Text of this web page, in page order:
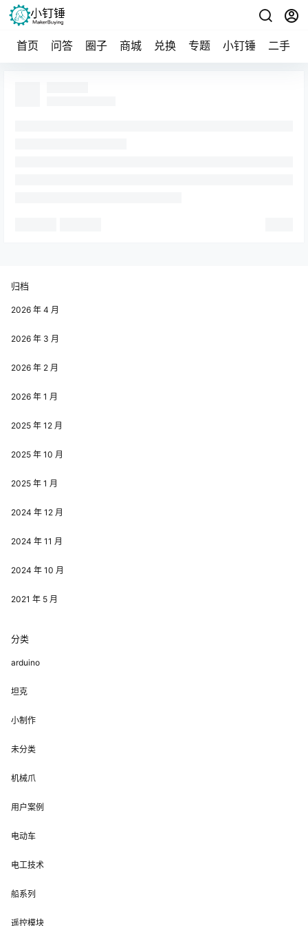
首页 问答 圈子 商城 兑换 专题 小钉锤 二手
归档
2026 年 4 月
2026 年 3 月
2026 年 2 月
2026 年 1 月
2025 年 12 月
2025 年 10 月
2025 年 1 月
2024 年 12 月
2024 年 11 月
2024 年 10 月
2021 年 5 月
分类
arduino
坦克
小制作
未分类
机械爪
用户案例
电动车
电工技术
船系列
遥控模块